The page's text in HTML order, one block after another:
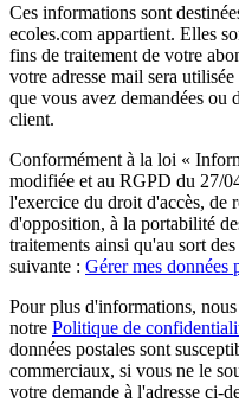
Ces informations sont
ecoles.com appartient. Elles
fins de traitement de votre
votre adresse mail sera
que vous avez demandées ou
client.
Conformément à la loi «
modifiée et au RGPD du 27/
l'exercice du droit d'accès, de
d'opposition, à la portabilité
traitements ainsi qu'au sort
suivante : Gérer mes données
Pour plus d'informations,
notre Politique de
données postales sont
commerciaux, si vous ne le
votre demande à l'adresse ci-